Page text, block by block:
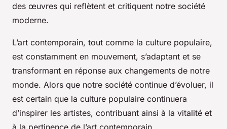
des œuvres qui reflètent et critiquent notre société
moderne.
L’art contemporain, tout comme la culture populaire,
est constamment en mouvement, s’adaptant et se
transformant en réponse aux changements de notre
monde. Alors que notre société continue d’évoluer, il
est certain que la culture populaire continuera
d’inspirer les artistes, contribuant ainsi à la vitalité et
à la pertinence de l’art contemporain.